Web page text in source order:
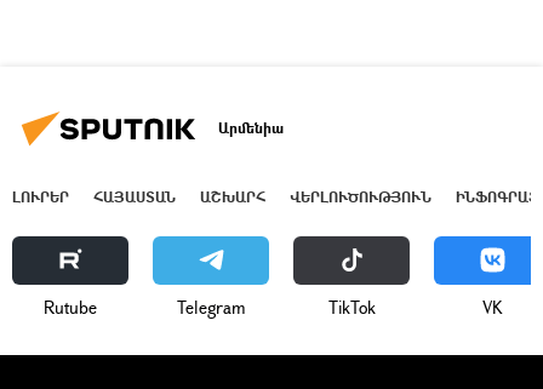
Արմենիա
ԼՈՒՐԵՐ ՀԱՅԱՍՏԱՆ ԱՇԽԱՐՀ ՎԵՐԼՈՒԾՈՒԹՅՈՒՆ
Rutube Telegram ТikТоk VK